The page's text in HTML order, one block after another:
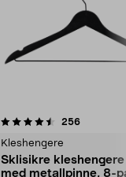
256
Kleshengere
Sklisikre
med metallpinne, 8-
4.5av 5 stjerner